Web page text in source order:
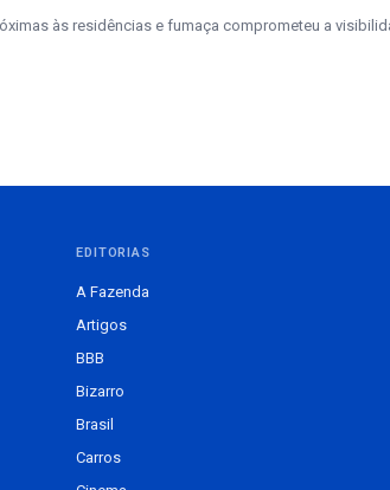
às residências e fumaça comprometeu a
EDITORIAS
A Fazenda
Artigos
BBB
Bizarro
Brasil
Carros